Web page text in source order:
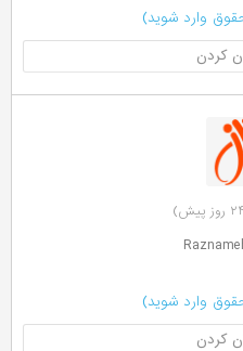
وارد شوید)
کردن
وارد شوید)
کردن